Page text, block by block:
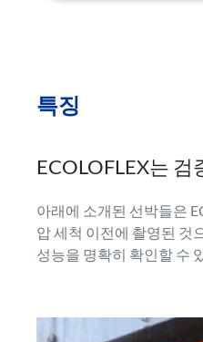
특징
ECOLOFLEX는
아래에 소개된 선박들은
압 세척 이전에 촬영된 것
성능을 명확히 확인할 수